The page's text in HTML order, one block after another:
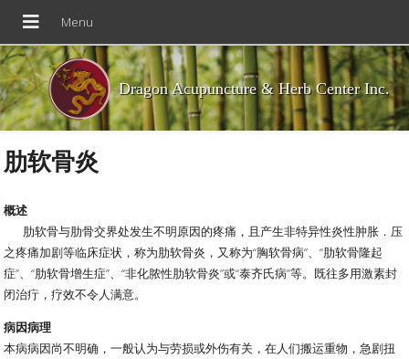
Dragon Acupuncture & Herb Center Inc.
肋软骨炎
概述
肋软骨与肋骨交界处发生不明原因的疼痛，且产生非特异性炎性肿胀．压
之疼痛加剧等临床症状，称为肋软骨炎，又称为“胸软骨病”、“肋软骨隆起
症”、“肋软骨增生症”、“非化脓性肋软骨炎”或“泰齐氏病”等。既往多用激素封
闭治疔，疗效不令人满意。
病因病理
本病病因尚不明确，一般认为与劳损或外伤有关，在人们搬运重物，急剧扭